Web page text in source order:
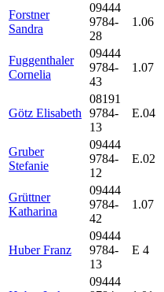
Forstner
Sandra
09444
9784-
28
1.06
Fuggenthaler
Cornelia
09444
9784-
43
1.07
Götz Elisabeth
08191
9784-
13
E.04
Gruber
Stefanie
09444
9784-
12
E.02
Grüttner
Katharina
09444
9784-
42
1.07
Huber Franz
09444
9784-
13
E 4
09444